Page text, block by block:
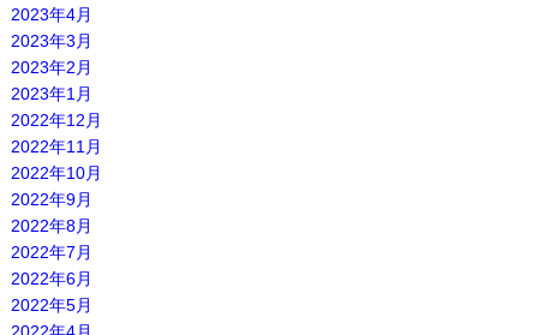
2023年4月
2023年3月
2023年2月
2023年1月
2022年12月
2022年11月
2022年10月
2022年9月
2022年8月
2022年7月
2022年6月
2022年5月